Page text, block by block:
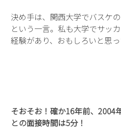
決め手は、関西大学でバスケ
という一言。私も大学でサッ
経験があり、おもしろいと思っ
そおそお！確か16年前、2004
との面接時間は5分！